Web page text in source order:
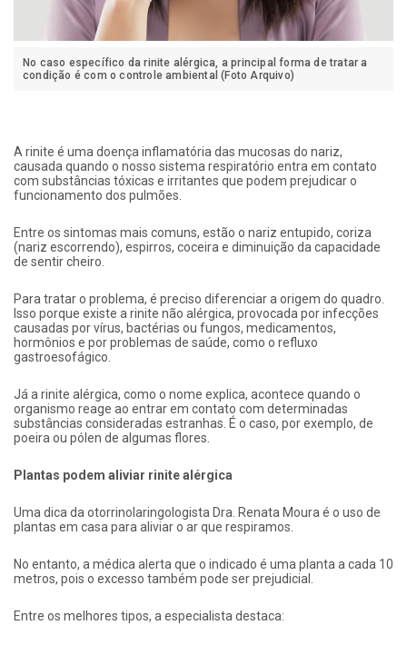
No caso específico da rinite alérgica, a principal forma de tratar a
condição é com o controle ambiental (Foto Arquivo)
A rinite é uma doença inflamatória das mucosas do nariz,
causada quando o nosso sistema respiratório entra em contato
com substâncias tóxicas e irritantes que podem prejudicar o
funcionamento dos pulmões.
Entre os sintomas mais comuns, estão o nariz entupido, coriza
(nariz escorrendo), espirros, coceira e diminuição da capacidade
de sentir cheiro.
Para tratar o problema, é preciso diferenciar a origem do quadro.
Isso porque existe a rinite não alérgica, provocada por infecções
causadas por vírus, bactérias ou fungos, medicamentos,
hormônios e por problemas de saúde, como o refluxo
gastroesofágico.
Já a rinite alérgica, como o nome explica, acontece quando o
organismo reage ao entrar em contato com determinadas
substâncias consideradas estranhas. É o caso, por exemplo, de
poeira ou pólen de algumas flores.
Plantas podem aliviar rinite alérgica
Uma dica da otorrinolaringologista Dra. Renata Moura é o uso de
plantas em casa para aliviar o ar que respiramos.
No entanto, a médica alerta que o indicado é uma planta a cada 10
metros, pois o excesso também pode ser prejudicial.
Entre os melhores tipos, a especialista destaca: